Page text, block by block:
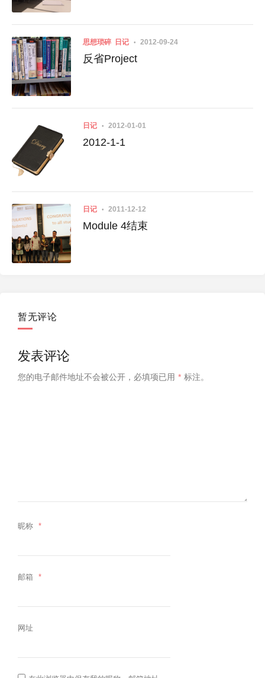
思想琐碎 日记 2012-09-24
反省Project
日记 2012-01-01
2012-1-1
日记 2011-12-12
Module 4结束
暂无评论
发表评论
您的电子邮件地址不会被公开， 必填项已用 * 标注。
昵称 *
邮箱 *
网址